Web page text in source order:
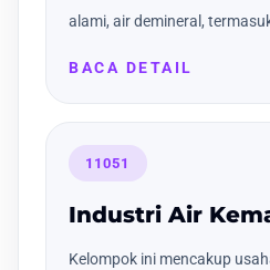
alami, air demineral,
BACA DETAIL
11051
Industri Air
Kelompok ini mencakup